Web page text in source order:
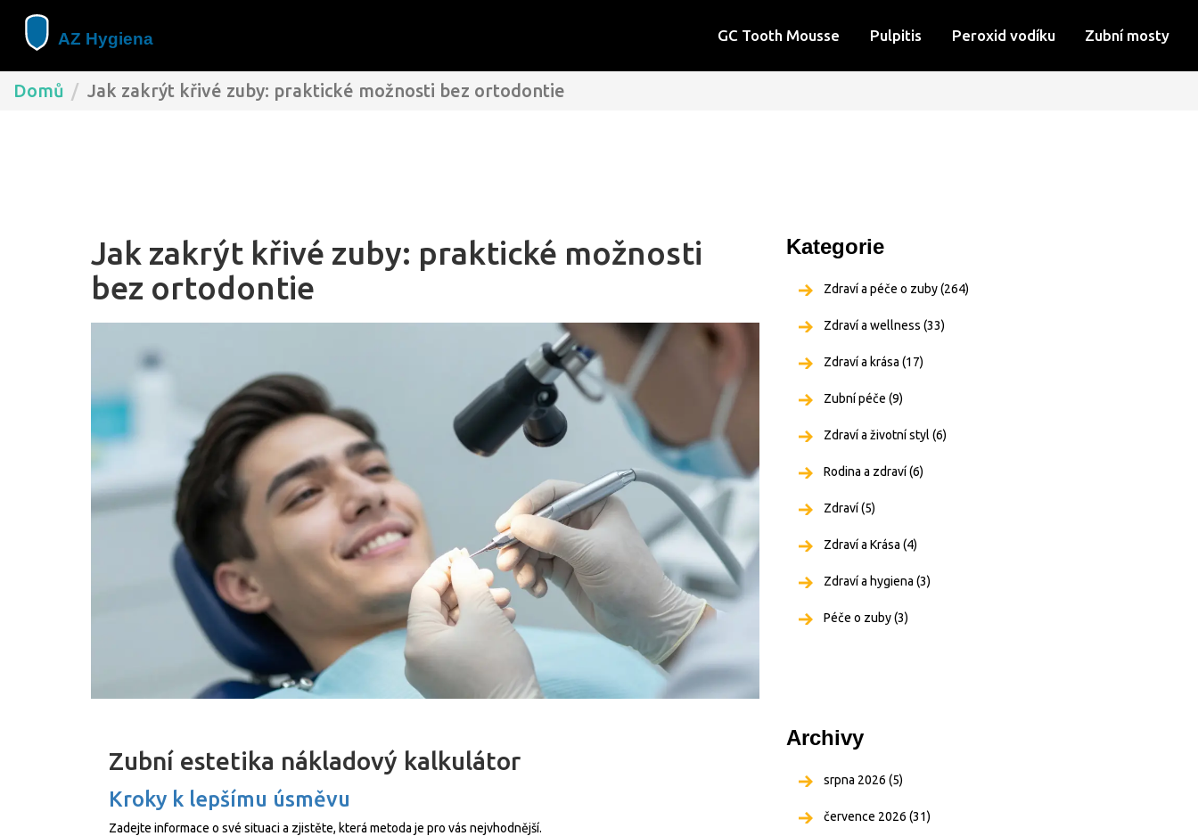
GC Tooth Mousse Pulpitis Peroxid vodíku Zubní mosty
Domů Jak zakrýt křivé zuby: praktické možnosti bez ortodontie
Jak zakrýt křivé zuby: praktické možnosti
bez ortodontie
Zubní estetika nákladový kalkulátor
Kroky k lepšímu úsměvu
Zadejte informace o své situaci a zjistěte, která metoda je pro vás nejvhodnější.
Kategorie
Zdraví a péče o zuby(264)
Zdraví a wellness (33)
Zdraví a krása (17)
Zubní péče (9)
Zdraví a životní styl (6)
Rodina a zdraví(6)
Zdraví(5)
Zdraví a Krása (4)
Zdraví a hygiena (3)
Péče o zuby(3)
Archivy
srpna 2026 (5)
července 2026 (31)